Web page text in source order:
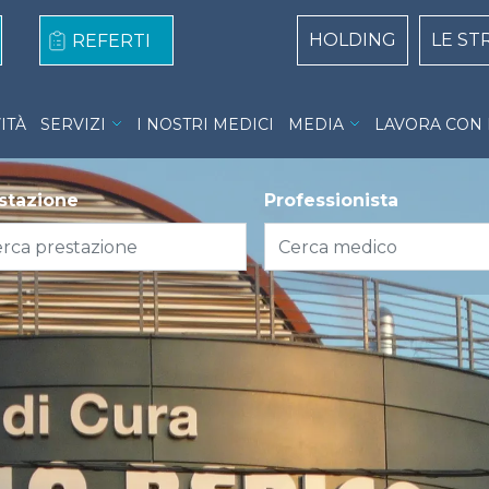
REFERTI
Centri Top
HOLDING LE
SERVIZI I NOSTRI MEDICI MEDIA LAVORA CON
Professionista
console for more details.